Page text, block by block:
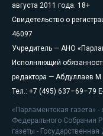
августа 2011 года. 18+
Свидетельство о
46097
Учредитель — АНО
Исполняющий
редактора — Абдуллаев
Тел.: +7 (495) 637–69–79
«Парламентская газета»
Федерального Собрания
газеты -